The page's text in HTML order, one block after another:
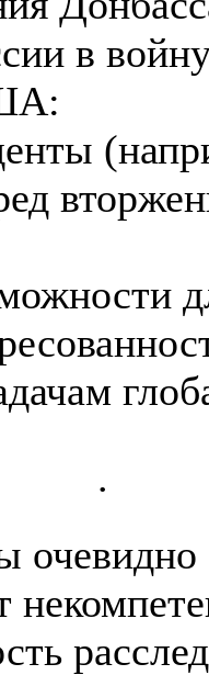
в
.
очевидно